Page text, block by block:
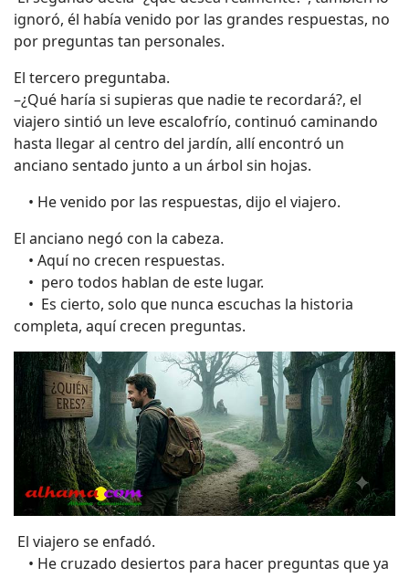
ignoró, él había venido por las grandes respuestas, no
por preguntas tan personales.
El tercero preguntaba.
–¿Qué haría si supieras que nadie te recordará?, el
viajero sintió un leve escalofrío, continuó caminando
hasta llegar al centro del jardín, allí encontró un
anciano sentado junto a un árbol sin hojas.
• He venido por las respuestas, dijo el viajero.
El anciano negó con la cabeza.
• Aquí no crecen respuestas.
• pero todos hablan de este lugar.
• Es cierto, solo que nunca escuchas la historia
completa, aquí crecen preguntas.
El viajero se enfadó.
• He cruzado desiertos para hacer preguntas que ya